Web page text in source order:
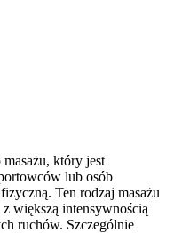
który jest
lub osób
Ten rodzaj masażu
większą intensywnością
ruchów. Szczególnie